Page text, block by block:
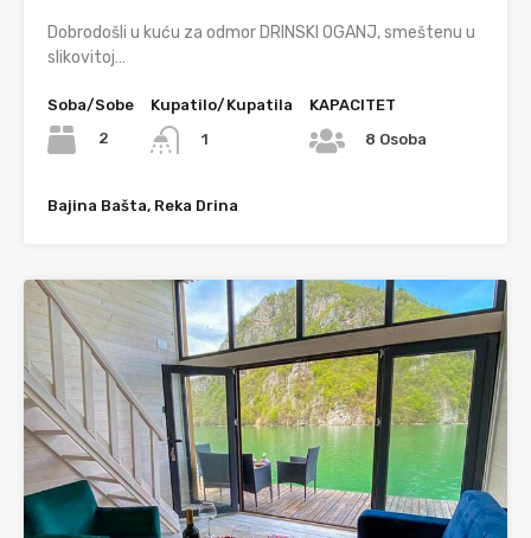
Dobrodošli u kuću za odmor DRINSKI OGANJ, smeštenu u
slikovitoj…
Soba/Sobe
2
Kupatilo/Kupatila
1
KAPACITET
8 Osoba
Bajina Bašta, Reka Drina